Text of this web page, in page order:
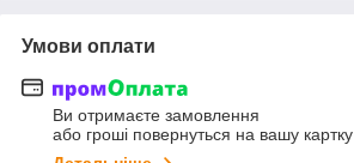
Умови оплати
Ви отримаєте замовлення
або гроші повернуться на вашу картку